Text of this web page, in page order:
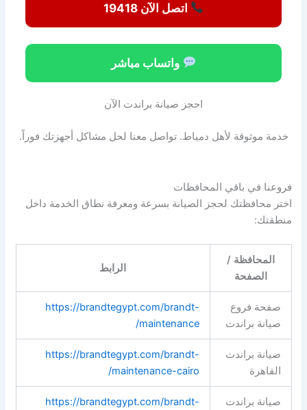
اتصل الآن 19418
واتساب مباشر
احجز صيانة براندت الآن
خدمة موثوقة لأهل دمياط. تواصل معنا لحل مشاكل أجهزتك فوراً.
فروعنا في باقي المحافظات
اختر محافظتك لحجز الصيانة بسرعة ومعرفة نطاق الخدمة داخل
منطقتك:
المحافظة /
الصفحة
الرابط
صفحة فروع
صيانة براندت
https://brandtegypt.com/brandt-
maintenance/
صيانة براندت
القاهرة
https://brandtegypt.com/brandt-
maintenance-cairo/
صيانة براندت
https://brandtegypt.com/brandt-